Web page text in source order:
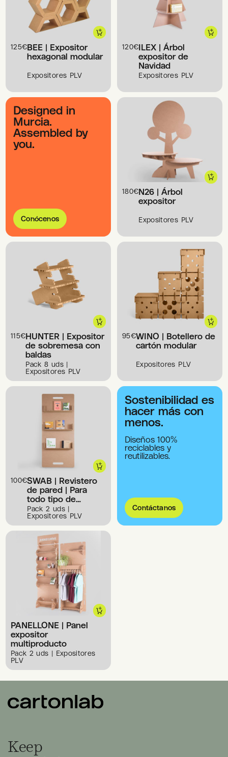
BEE | Expositor
hexagonal modular
Expositores PLV
125€
ILEX | Árbol
expositor de
Navidad
Expositores PLV
120€
Designed in
Murcia.
Assembled by
you.
Conócenos
N26 | Árbol
expositor
Expositores PLV
180€
HUNTER | Expositor
de sobremesa con
baldas
Pack 8 uds |
Expositores PLV
115€
WINO | Botellero de
cartón modular
Expositores PLV
95€
SWAB | Revistero
de pared | Para
todo tipo de
publicaciones
Pack 2 uds |
Expositores PLV
100€
Sostenibilidad es
hacer más con
menos.
Diseños 100%
reciclables y
reutilizables.
Contáctanos
PANELLONE | Panel
expositor
multiproducto
Pack 2 uds | Expositores
PLV
Keep